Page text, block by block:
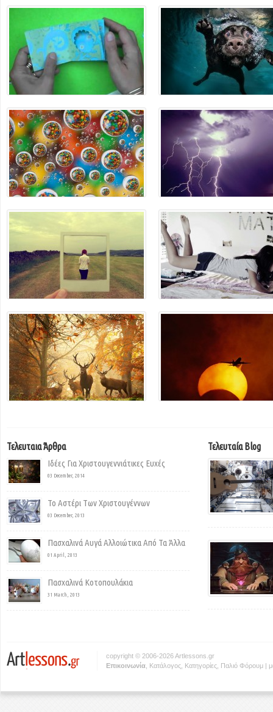
Τελευταια Άρθρα
Ιδέες Για Χριστουγεννιάτικες Ευχές
03 December, 2014
Το Αστέρι Των Χριστουγέννων
03 December, 2013
Πασχαλινά Αυγά Αλλοιώτικα Από Τα Άλλα
01 April, 2013
Πασχαλινά Κοτοπουλάκια
31 March, 2013
Τελευταία Blog
copyright © 2006-2026 Artlessons.gr
Eπικοινωνία Κατάλογος Κατηγορίες Παλιό Φόρουμ |